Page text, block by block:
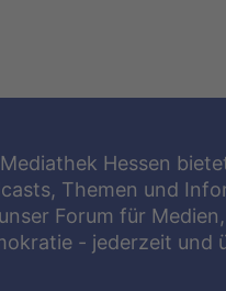
Hessen
Themen und
Forum für
- jederzeit und